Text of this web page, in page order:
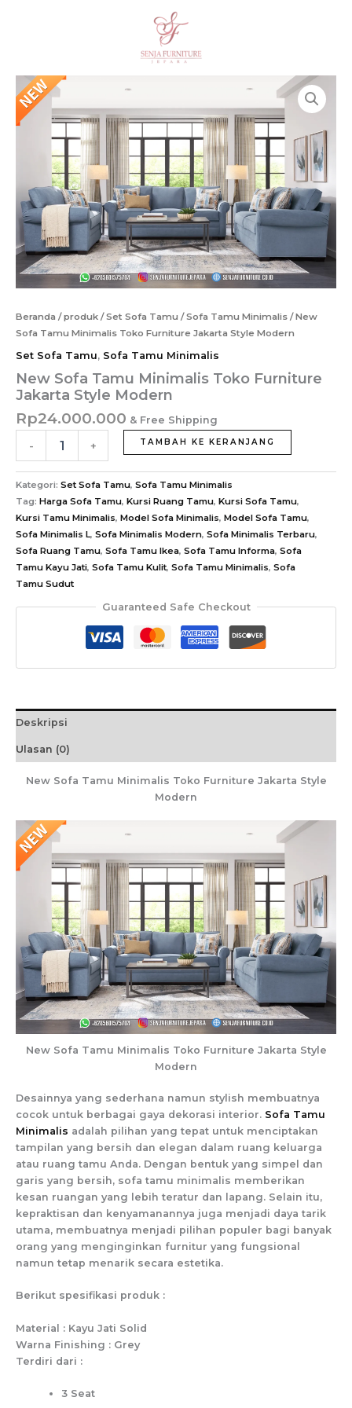
Beranda /produk /Set Sofa Tamu /Sofa Tamu Minimalis / New
Sofa Tamu Minimalis Toko Furniture Jakarta Style Modern
Set Sofa Tamu, Sofa Tamu Minimalis
New Sofa Tamu Minimalis Toko Furniture
Jakarta Style Modern
Rp24.000.000 & Free Shipping
-
New
Sofa
Tamu
Minimalis
Toko
Furniture
Jakarta
Style
Modern
+ TAMBAH KE KERANJANG
Kategori: Set Sofa Tamu, Sofa Tamu Minimalis
Tag: Harga Sofa Tamu, Kursi Ruang Tamu, Kursi Sofa Tamu,
Kursi Tamu Minimalis, Model Sofa Minimalis, Model Sofa Tamu,
Sofa Minimalis L, Sofa Minimalis Modern, Sofa Minimalis Terbaru,
Sofa Ruang Tamu, Sofa Tamu Ikea, Sofa Tamu Informa, Sofa
Tamu Kayu Jati, Sofa Tamu Kulit, Sofa Tamu Minimalis, Sofa
Tamu Sudut
Guaranteed Safe Checkout
Deskripsi
Ulasan (0)
New Sofa Tamu Minimalis Toko Furniture Jakarta Style
Modern
New Sofa Tamu Minimalis Toko Furniture Jakarta Style
Modern
Desainnya yang sederhana namun stylish membuatnya
cocok untuk berbagai gaya dekorasi interior. Sofa Tamu
Minimalis adalah pilihan yang tepat untuk menciptakan
tampilan yang bersih dan elegan dalam ruang keluarga
atau ruang tamu Anda. Dengan bentuk yang simpel dan
garis yang bersih, sofa tamu minimalis memberikan
kesan ruangan yang lebih teratur dan lapang. Selain itu,
kepraktisan dan kenyamanannya juga menjadi daya tarik
utama, membuatnya menjadi pilihan populer bagi banyak
orang yang menginginkan furnitur yang fungsional
namun tetap menarik secara estetika.
Berikut spesifikasi produk :
Material : Kayu Jati Solid
Warna Finishing : Grey
Terdiri dari :
3 Seat
Jakarta
Style
Modern